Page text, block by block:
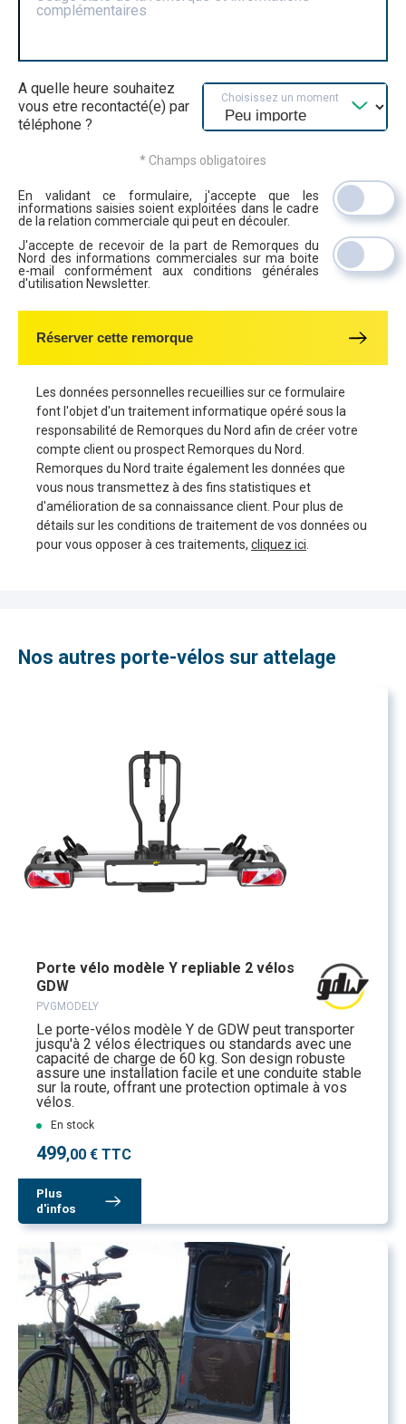
complémentaires
A quelle heure souhaitez
vous etre recontacté(e) par
téléphone ?
Choisissez un moment
* Champs obligatoires
En validant ce formulaire, j'accepte que les
informations saisies soient exploitées dans le cadre
de la relation commerciale qui peut en découler.
J'accepte de recevoir de la part de Remorques du
Nord des informations commerciales sur ma boite
e-mail conformément aux conditions générales
d'utilisation Newsletter.
Réserver cette remorque
Les données personnelles recueillies sur ce formulaire
font l'objet d'un traitement informatique opéré sous la
responsabilité de Remorques du Nord afin de créer votre
compte client ou prospect Remorques du Nord.
Remorques du Nord traite également les données que
vous nous transmettez à des fins statistiques et
d'amélioration de sa connaissance client. Pour plus de
détails sur les conditions de traitement de vos données ou
pour vous opposer à ces traitements, cliquez ici
Nos autres porte-vélos sur attelage
Porte vélo modèle Y repliable 2 vélos
GDW
PVGMODELY
Le porte-vélos modèle Y de GDW peut transporter
jusqu'à 2 vélos électriques ou standards avec une
capacité de charge de 60 kg. Son design robuste
assure une installation facile et une conduite stable
sur la route, offrant une protection optimale à vos
vélos.
En stock
499,00 € TTC
Plus
d'infos